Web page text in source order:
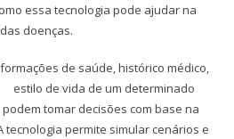
essa tecnologia pode ajudar na
doenças.
de saúde, histórico médico,
estilo de vida de um determinado
tomar decisões com base na
tecnologia permite simular cenários e